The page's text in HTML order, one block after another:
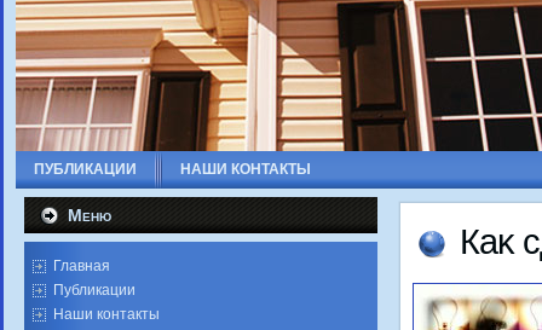
ПУБЛИКАЦИИ НАШИ КОНТАКТЫ
Меню
Главная
Публикации
Наши контакты
Каκ